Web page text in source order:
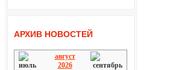
АРХИВ НОВОСТЕЙ
август
2026